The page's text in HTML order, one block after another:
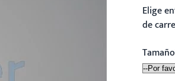
Elige
de
Tamaño